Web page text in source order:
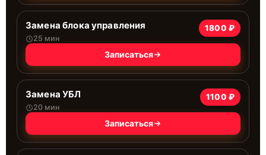
Замена блока управления
25 мин
1800 ₽
Записаться
Замена УБЛ
20 мин
1100 ₽
Записаться